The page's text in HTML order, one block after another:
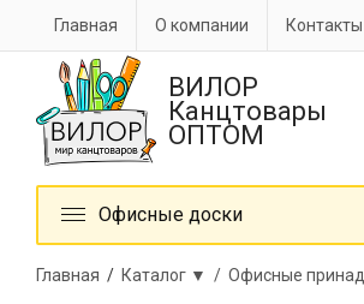
Главная О компании Контакты
ВИЛОР
Канцтовары
ОПТОМ
Офисные доски
Главная / Каталог ▼ / Офисные